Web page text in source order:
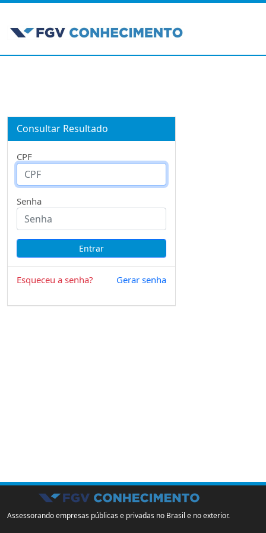
Consultar Resultado
CPF
Senha
Esqueceu a senha? Gerar senha
Assessorando empresas públicas e privadas no Brasil e no exterior.